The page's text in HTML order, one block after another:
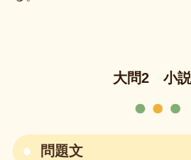
大問2 小
問題文